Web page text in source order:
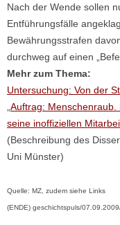
Nach der Wende sollen
Entführungsfälle
Bewährungsstrafen
durchweg auf einen
Mehr zum Thema:
Untersuchung: Von der
Auftrag:
seine inoffiziellen
(Beschreibung des
Uni Münster)
Quelle: MZ, zudem siehe Links
(ENDE) geschichtspuls/